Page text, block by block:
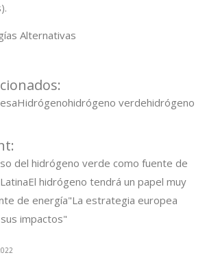
Alternativas
Hidrógenohidrógeno verdehidrógeno
del hidrógeno verde como fuente de
El hidrógeno tendrá un papel muy
de energía"La estrategia europea
impactos"